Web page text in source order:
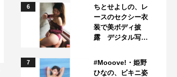
6
ちとせよしの、レ
ースのセクシー衣
装で美ボディ披
露 デジタル写…
7
#Mooove!・姫野
ひなの、ビキニ姿